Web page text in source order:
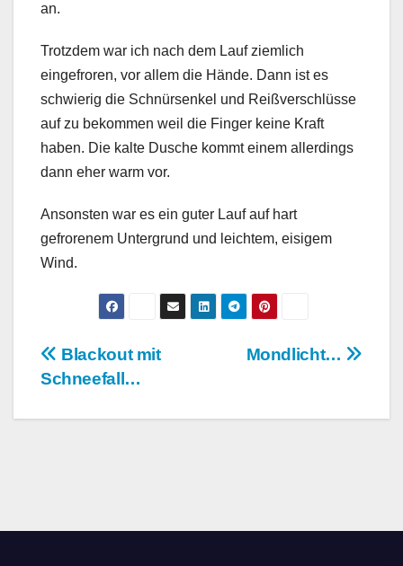
an.
Trotzdem war ich nach dem Lauf ziemlich
eingefroren, vor allem die Hände. Dann ist es
schwierig die Schnürsenkel und Reißverschlüsse
auf zu bekommen weil die Finger keine Kraft
haben. Die kalte Dusche kommt einem allerdings
dann eher warm vor.
Ansonsten war es ein guter Lauf auf hart
gefrorenem Untergrund und leichtem, eisigem
Wind.
BeitragsnavigationMondlicht…
Blackout mit
Schneefall…